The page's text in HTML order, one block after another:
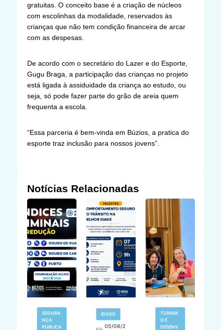
gratuitas. O conceito base é a criação de núcleos
com escolinhas da modalidade, reservados às
crianças que não tem condição financeira de arcar
com as despesas.
De acordo com o secretário do Lazer e do Esporte,
Gugu Braga, a participação das crianças no projeto
está ligada à assiduidade da criança ao estudo, ou
seja, só pode fazer parte do grão de areia quem
frequenta a escola.
“Essa parceria é bem-vinda em Búzios, a pratica do
esporte traz inclusão para nossos jovens”.
Notícias Relacionadas
SEGURA
NÇA
PÚBLICA
IDOSO
05/08/2
TURISM
O E
DESENV